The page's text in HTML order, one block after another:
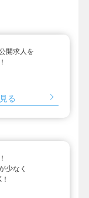
開求人を
る
少なく